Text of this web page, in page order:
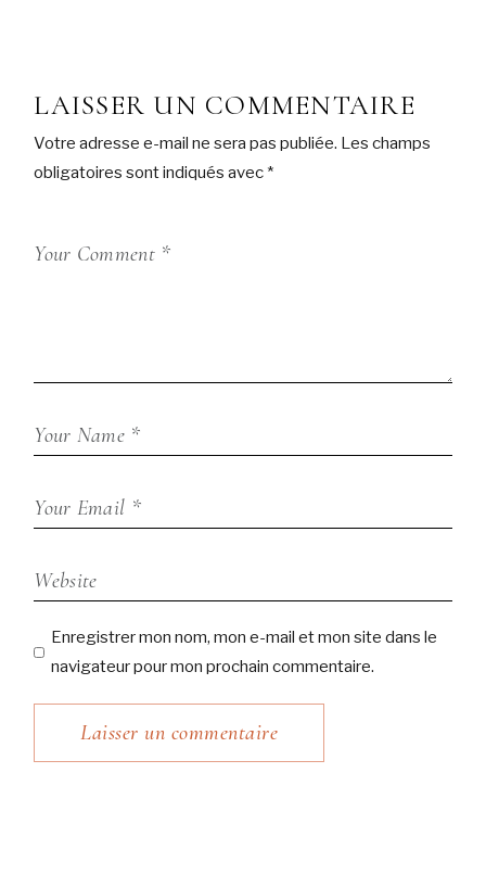
LAISSER UN COMMENTAIRE
Votre adresse e-mail ne sera pas publiée. Les champs
obligatoires sont indiqués avec *
Enregistrer mon nom, mon e-mail et mon site dans le
navigateur pour mon prochain commentaire.
Laisser un commentaire